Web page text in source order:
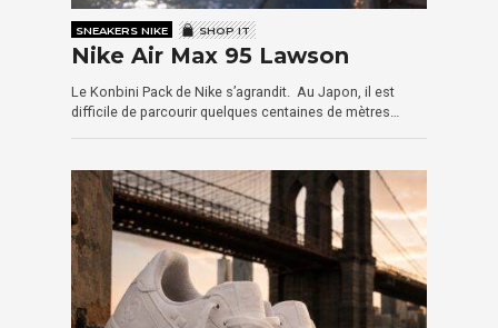
SNEAKERS NIKE SHOP IT
Nike Air Max 95 Lawson
Le Konbini Pack de Nike s’agrandit. Au Japon, il est
difficile de parcourir quelques centaines de mètres…